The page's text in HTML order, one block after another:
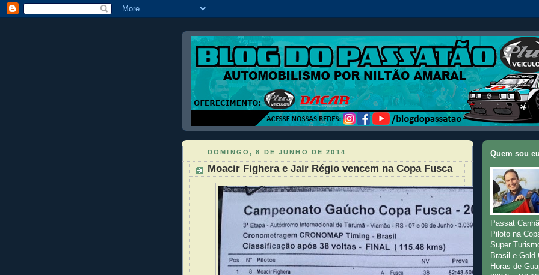
DOMINGO, 8 DE JUNHO DE 2014
Moacir Fighera e Jair Régio vencem na Copa Fusca
Quem sou
Passat
Piloto na
Super
Brasil e
Horas de